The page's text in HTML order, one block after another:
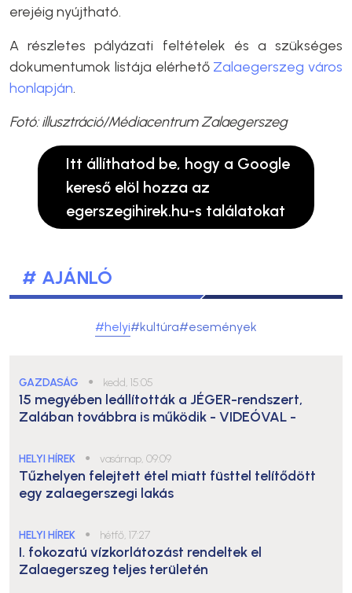
erejéig nyújtható.
A részletes pályázati feltételek és a szükséges
dokumentumok listája elérhető Zalaegerszeg város
honlapján.
Fotó: illusztráció/Médiacentrum Zalaegerszeg
Itt állíthatod be, hogy a Google
kereső elöl hozza az
egerszegihirek.hu-s találatokat
# AJÁNLÓ
#helyi#kultúra#események
GAZDASÁG ● kedd, 15:05
15 megyében leállították a JÉGER-rendszert,
Zalában továbbra is működik - VIDEÓVAL -
HELYI HÍREK ● vasárnap, 09:09
Tűzhelyen felejtett étel miatt füsttel telítődött
egy zalaegerszegi lakás
HELYI HÍREK ● hétfő, 17:27
I. fokozatú vízkorlátozást rendeltek el
Zalaegerszeg teljes területén